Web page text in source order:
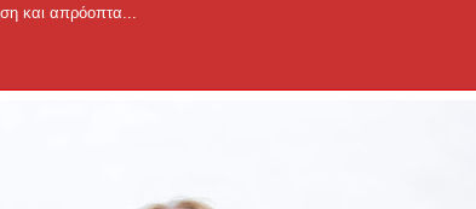
και απρόοπτα...